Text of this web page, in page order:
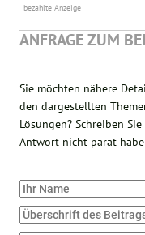
bezahlte Anzeige
ANFRAGE ZUM
Sie möchten nähere
den dargestellten
Lösungen? Schreiben
Antwort nicht parat